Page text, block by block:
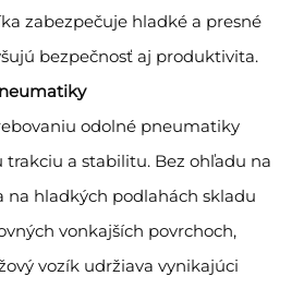
zabezpečuje hladké a presné
bezpečnosť aj produktivita.
odolné pneumatiky
a stabilitu. Bez ohľadu na
na hladkých podlahách skladu
vonkajších povrchoch,
vozík udržiava vynikajúci